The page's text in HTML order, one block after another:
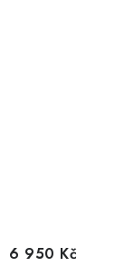
6 950 Kč